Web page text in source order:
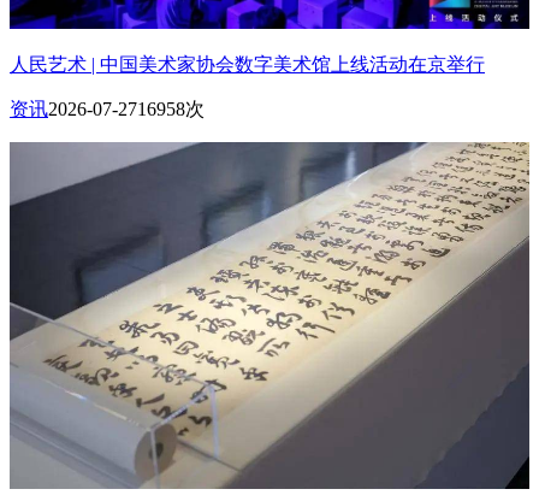
人民艺术 | 中国美术家协会数字美术馆上线活动在京举行
资讯2026-07-2716958次